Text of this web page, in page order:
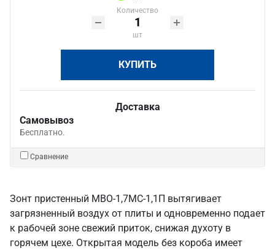
Количество
шт
КУПИТЬ
Доставка
Самовывоз
Бесплатно.
Сравнение
Зонт пристенный МВО-1,7МС-1,1П вытягивает
загрязненный воздух от плиты и одновременно подает
к рабочей зоне свежий приток, снижая духоту в
горячем цехе. Открытая модель без короба имеет